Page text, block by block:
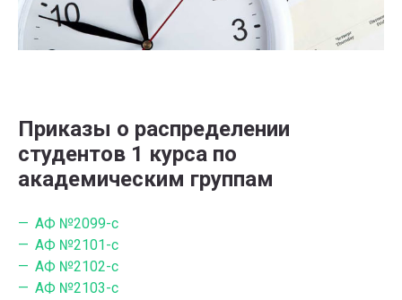
Приказы о распределении
студентов 1 курса по
академическим группам
АФ №2099-с
АФ №2101-c
АФ №2102-с
АФ №2103-с